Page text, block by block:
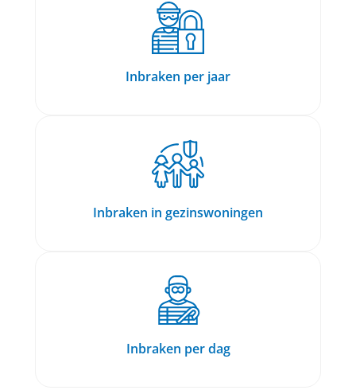
Inbraken per jaar
Inbraken in gezinswoningen
Inbraken per dag